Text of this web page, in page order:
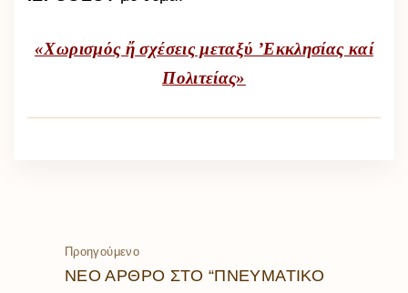
«Χωρισµός ἤ σχέσεις µεταξύ ’Εκκλησίας καί
Πολιτείας»
Προηγούμενο
ΝΕΟ ΑΡΘΡΟ ΣΤΟ “ΠΝΕΥΜΑΤΙΚΟ